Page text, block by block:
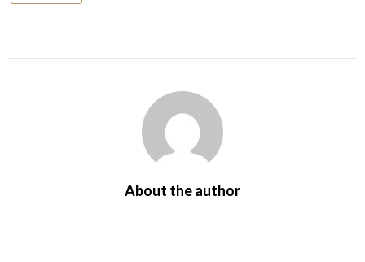
About the author